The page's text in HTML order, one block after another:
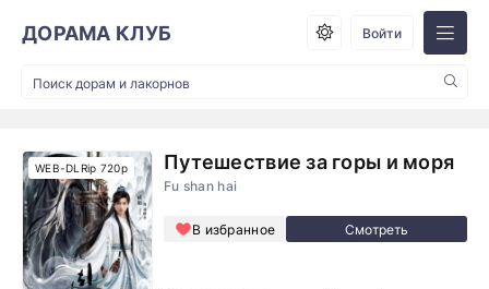
ДОРАМА КЛУБ Войти
Путешествие за горы и моря
Fu shan hai
В избранное
WEB-DLRip 720p